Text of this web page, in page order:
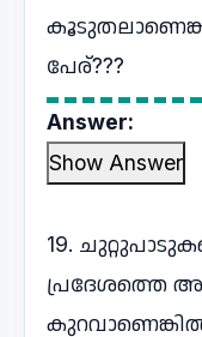
പേര്???
Answer:
Show Answer
19.
പ്രദേശത്തെ